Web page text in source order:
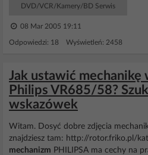
DVD/VCR/Kamery/BD Serwis
08 Mar 2005 19:11
Odpowiedzi: 18 Wyświetleń: 2458
Jak ustawić mechanikę
Philips VR685/58?
wskazówek
Witam. Dosyć dobre zdjęcia
znajdziesz tam: http://rotor.friko.pl/
mechanizm PHILIPSA ma cechy na